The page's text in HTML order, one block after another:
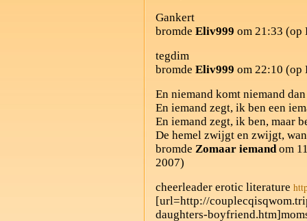
Gankert
bromde Eliv999 om 21:33 (op
tegdim
bromde Eliv999 om 22:10 (op
En niemand komt niemand
En iemand zegt, ik ben een
En iemand zegt, ik ben, maar
De hemel zwijgt en zwijgt,
bromde Zomaar iemandom
2007)
cheerleader erotic literature
[url=http://
daughters-